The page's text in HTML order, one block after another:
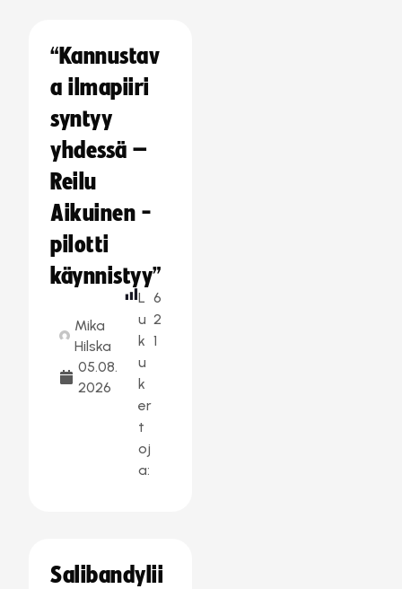
“Kannustav
a ilmapiiri
syntyy
yhdessä –
Reilu
Aikuinen -
pilotti
käynnistyy”
Mika
Hilska
05.08.
2026
L
u
k
u
k
er
t
oj
a:
6
2
1
Salibandylii